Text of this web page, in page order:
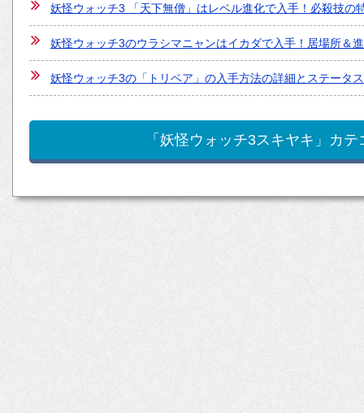
妖怪ウォッチ3 「天下無僧」はレベル進化で入手！必殺技の
妖怪ウォッチ3のウラシマニャンはイカダで入手！居場所＆
妖怪ウォッチ3の「トリベア」の入手方法の詳細とステータ
「妖怪ウォッチ3スキヤキ」カ